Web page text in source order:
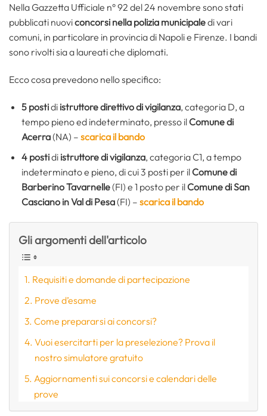
Nella Gazzetta Ufficiale n° 92 del 24 novembre sono stati
pubblicati nuoviconcorsi nella polizia municipaledi vari
comuni, in particolare in provincia di Napoli e Firenze. I bandi
sono rivolti sia a laureati che diplomati.
Ecco cosa prevedono nello specifico:
5 postidi istruttore direttivo di vigilanza, categoria D, a
tempo pieno ed indeterminato, presso il Comune di
Acerra(NA) – scarica il bando
4 postidi istruttore di vigilanza, categoria C1, a tempo
indeterminato e pieno, di cui 3 posti per il Comune di
Barberino Tavarnelle(FI) e 1 posto per il Comune di San
Casciano in Val di Pesa(FI) – scarica il bando
Gli argomenti dell'articolo
Requisiti e domande di partecipazione
Prove d’esame
Come prepararsi ai concorsi?
Vuoi esercitarti per la preselezione? Prova il
nostro simulatore gratuito
Aggiornamenti sui concorsi e calendari delle
prove